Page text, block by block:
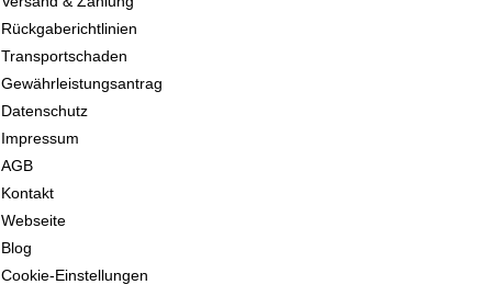
Rückgaberichtlinien
Transportschaden
Gewährleistungsantrag
Datenschutz
Impressum
AGB
Kontakt
Webseite
Blog
Cookie-Einstellungen